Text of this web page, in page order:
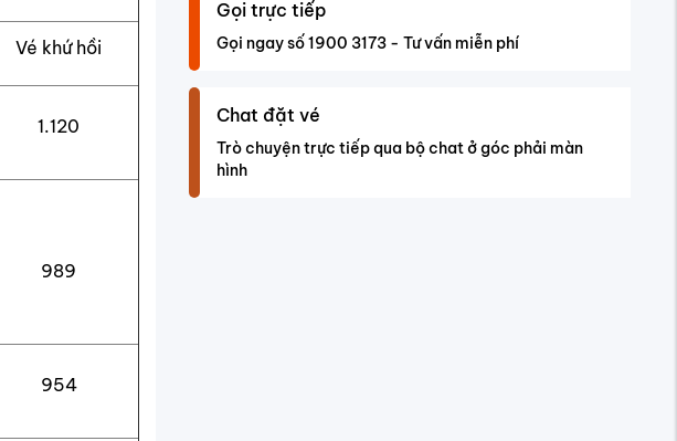
Vé khứ hồi
1.120
989
954
Gọi trực tiếp
Gọi ngay số 1900 3173 - Tư vấn miễn phí
Chat đặt vé
Trò chuyện trực tiếp qua bộ chat ở góc phải màn
hình